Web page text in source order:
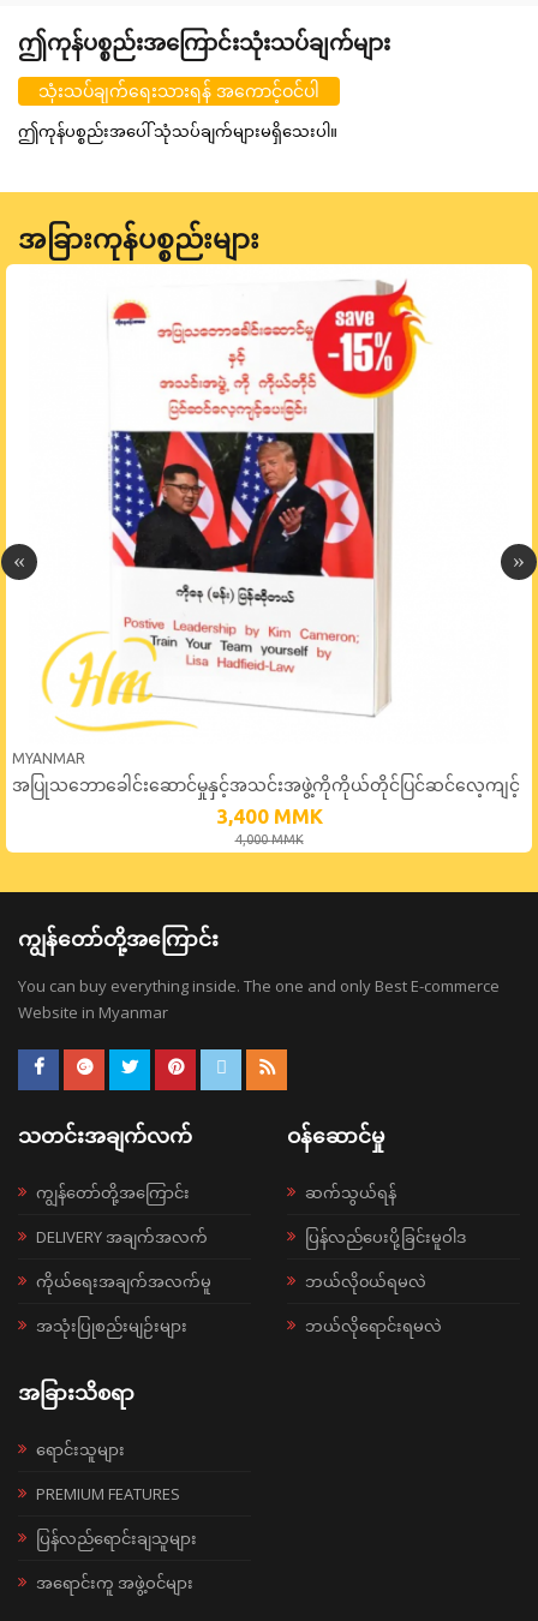
ဤကုန်ပစ္စည်းအကြောင်းသုံးသပ်ချက်များ
သုံးသပ်ချက်ရေးသားရန် အကောင့်ဝင်ပါ
ဤကုန်ပစ္စည်းအပေါ် သုံသပ်ချက်များမရှိသေးပါ။
အခြားကုန်ပစ္စည်းများ
MYANMAR
အပြုသဘောခေါင်းဆောင်မှုနှင့်အသင်းအဖွဲ့ကိုကိုယ်တိုင်ပြင်ဆင်လေ့ကျင့်
3,400 MMK
4,000 MMK
ကျွန်တော်တို့အကြောင်း
You can buy everything inside. The one and only Best E-commerce
Website in Myanmar
သတင်းအချက်လက်
ကျွန်တော်တို့အကြောင်း
DELIVERY အချက်အလက်
ကိုယ်ရေးအချက်အလက်မူ
အသုံးပြုစည်းမျဉ်းများ
ဝန်ဆောင်မှု
ဆက်သွယ်ရန်
ပြန်လည်ပေးပို့ခြင်းမူဝါဒ
ဘယ်လို၀ယ်ရမလဲ
ဘယ်လိုရောင်းရမလဲ
အခြားသိစရာ
ရောင်းသူများ
PREMIUM FEATURES
ပြန်လည်ရောင်းချသူများ
အရောင်းကူ အဖွဲ့ဝင်များ